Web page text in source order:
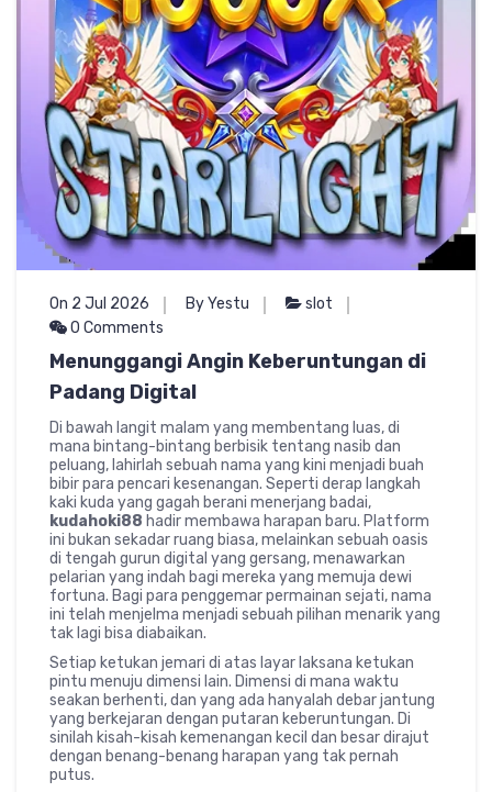
On 2 Jul 2026 By Yestu
slot
0 Comments
Menunggangi Angin Keberuntungan di
Padang Digital
Di bawah langit malam yang membentang luas, di
mana bintang-bintang berbisik tentang nasib dan
peluang, lahirlah sebuah nama yang kini menjadi buah
bibir para pencari kesenangan. Seperti derap langkah
kaki kuda yang gagah berani menerjang badai,
kudahoki88 hadir membawa harapan baru. Platform
ini bukan sekadar ruang biasa, melainkan sebuah oasis
di tengah gurun digital yang gersang, menawarkan
pelarian yang indah bagi mereka yang memuja dewi
fortuna. Bagi para penggemar permainan sejati, nama
ini telah menjelma menjadi sebuah pilihan menarik yang
tak lagi bisa diabaikan.
Setiap ketukan jemari di atas layar laksana ketukan
pintu menuju dimensi lain. Dimensi di mana waktu
seakan berhenti, dan yang ada hanyalah debar jantung
yang berkejaran dengan putaran keberuntungan. Di
sinilah kisah-kisah kemenangan kecil dan besar dirajut
dengan benang-benang harapan yang tak pernah
putus.